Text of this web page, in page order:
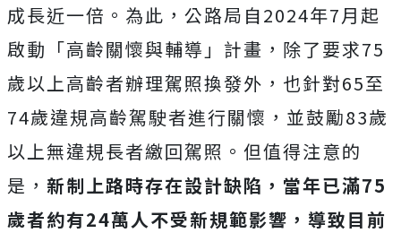
成長近一倍。 為此，公路局自2024年7月起
啟動「高齡關懷與輔導」計畫，除了要求75
歲以上高齡者辦理駕照換發外，也針對65至
74歲違規高齡駕駛者進行關懷，並鼓勵83歲
以上無違規長者繳回駕照。但值得注意的
是， 新制上路時存在設計缺陷，當年已滿75
歲者約有24萬人不受新規範影響，導致目前